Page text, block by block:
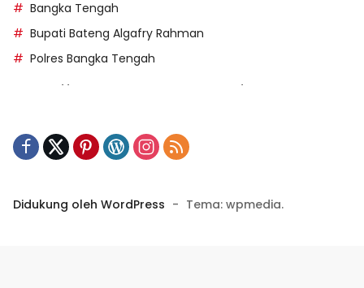
Bangka Tengah
Bupati Bateng Algafry Rahman
Polres Bangka Tengah
https://kecsitim.sitarokab.go.id/
https://ukpbj.natunakab.go.id/
Didukung oleh WordPress - Tema: wpmedia.